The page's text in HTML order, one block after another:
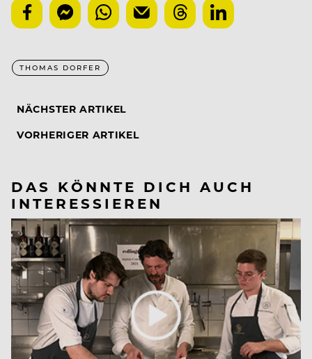
THOMAS DORFER
NÄCHSTER ARTIKEL
VORHERIGER ARTIKEL
DAS KÖNNTE DICH AUCH
INTERESSIEREN